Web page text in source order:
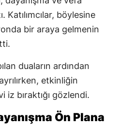
Katılımcılar, böylesine
bir araya gelmenin
duaların ardından
etkinliğin
bıraktığı gözlendi.
Ön Plana